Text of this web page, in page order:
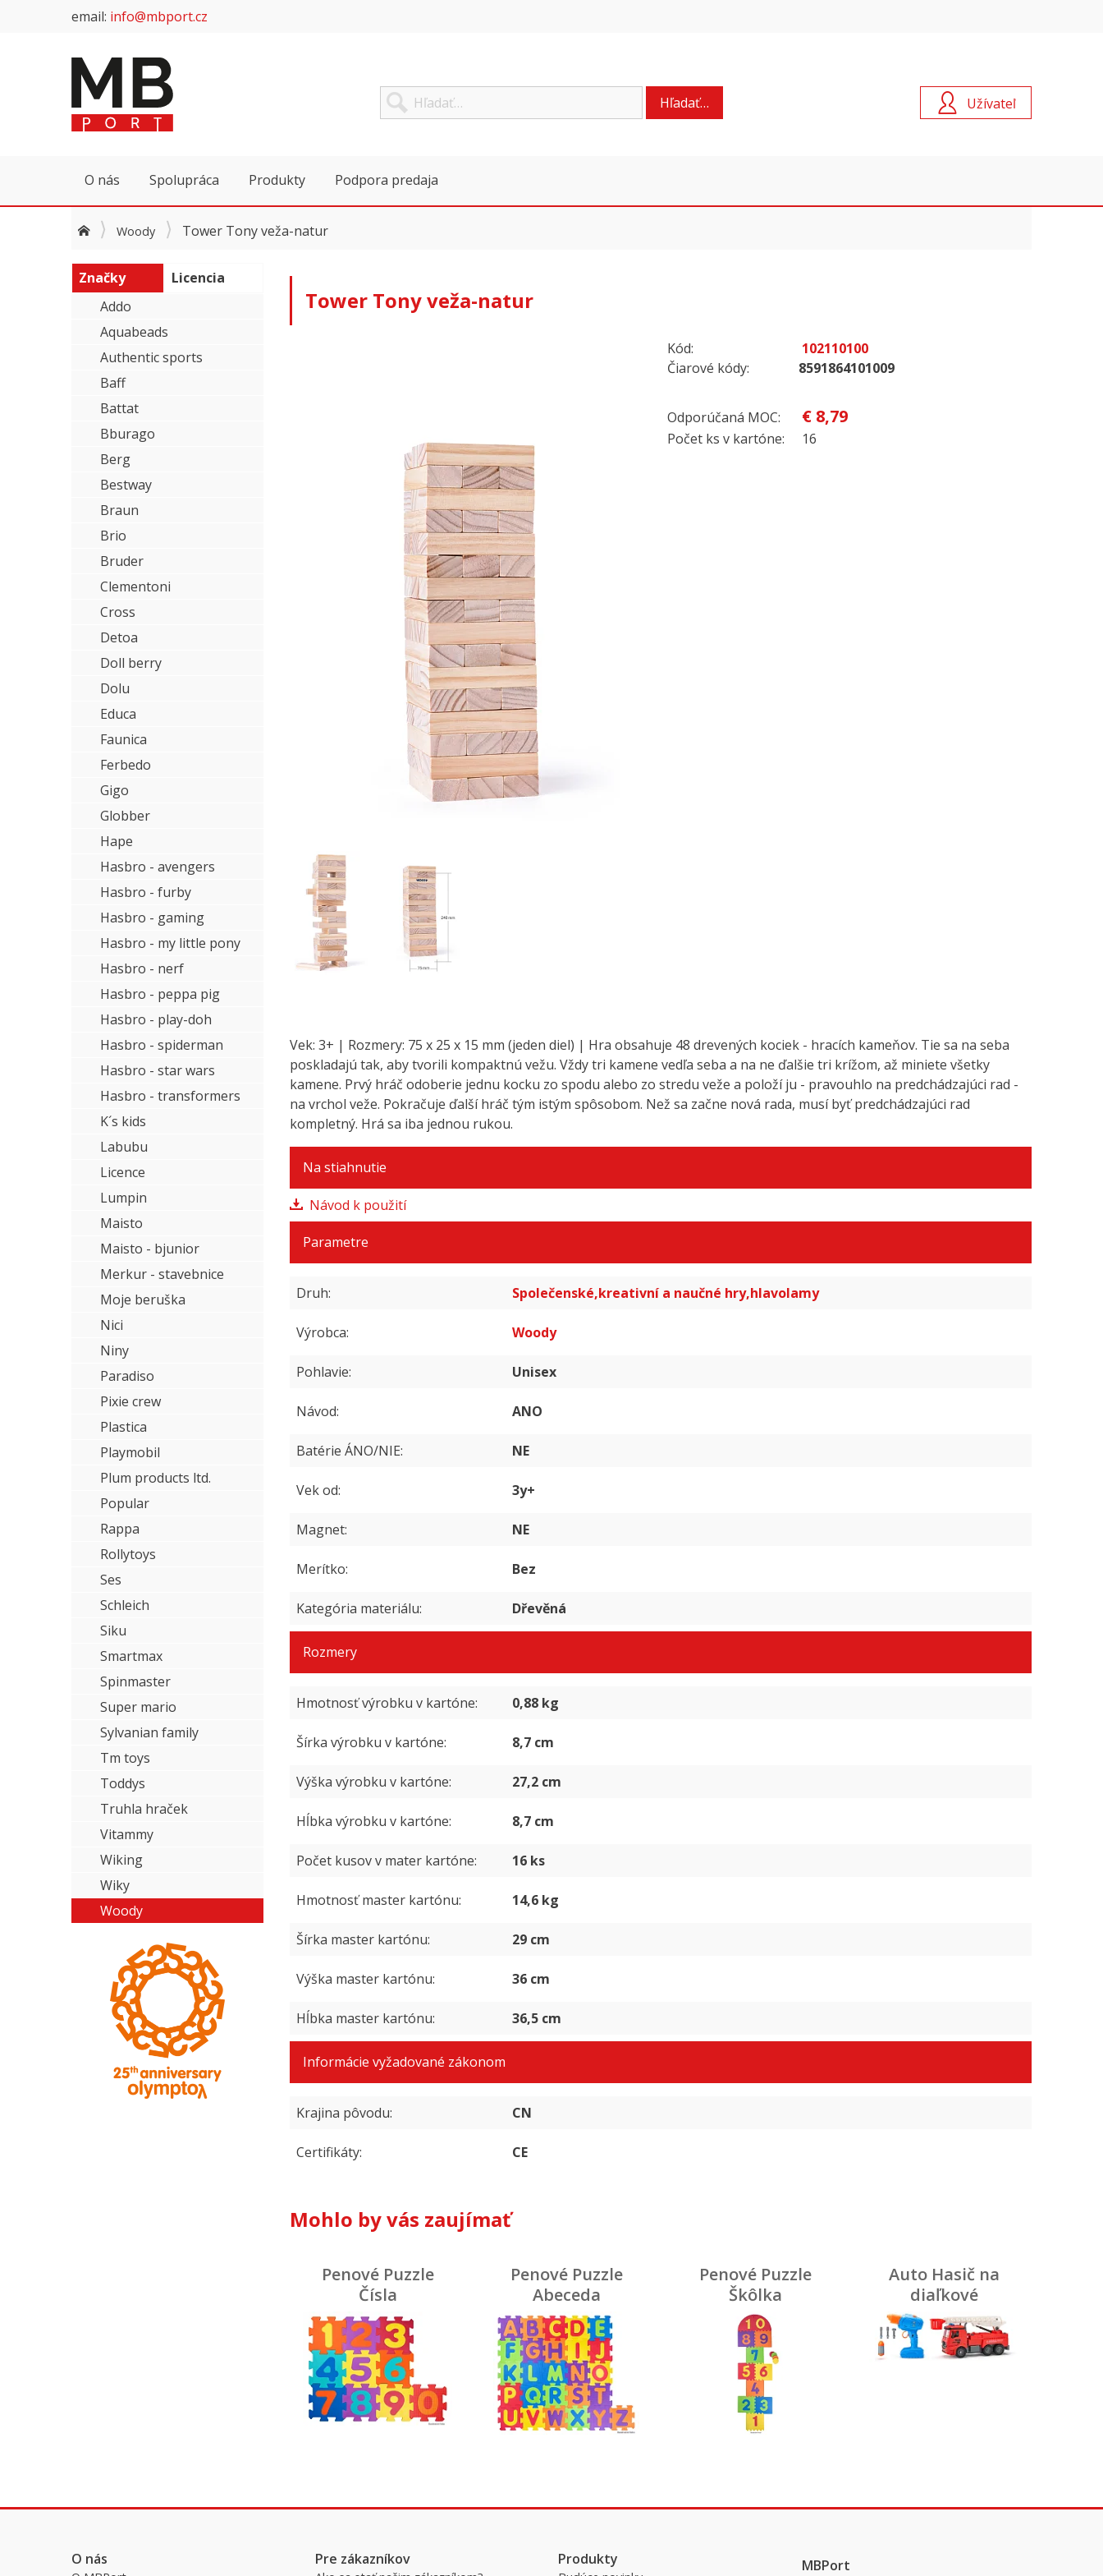
email: info@mbport.cz
Hľadať…
O nás Spolupráca Produkty Podpora predaja
Užívateľ
Woody Tower Tony veža-natur
Značky
Licencia
Addo
Aquabeads
Authentic sports
Baff
Battat
Bburago
Berg
Bestway
Braun
Brio
Bruder
Clementoni
Cross
Detoa
Doll berry
Dolu
Educa
Faunica
Ferbedo
Gigo
Globber
Hape
Hasbro - avengers
Hasbro - furby
Hasbro - gaming
Hasbro - my little pony
Hasbro - nerf
Hasbro - peppa pig
Hasbro - play-doh
Hasbro - spiderman
Hasbro - star wars
Hasbro - transformers
K´s kids
Labubu
Licence
Lumpin
Maisto
Maisto - bjunior
Merkur - stavebnice
Moje beruška
Nici
Niny
Paradiso
Pixie crew
Plastica
Playmobil
Plum products ltd.
Popular
Rappa
Rollytoys
Ses
Schleich
Siku
Smartmax
Spinmaster
Super mario
Sylvanian family
Tm toys
Toddys
Truhla hraček
Vitammy
Wiking
Wiky
Woody
Tower Tony veža-natur
Kód:
102110100
Čiarové kódy:
8591864101009
Odporúčaná MOC: € 8,79
Počet ks v kartóne: 16
Vek: 3+ | Rozmery: 75 x 25 x 15 mm (jeden diel) | Hra obsahuje 48 drevených kociek - hracích kameňov. Tie sa na seba
poskladajú tak, aby tvorili kompaktnú vežu. Vždy tri kamene vedľa seba a na ne ďalšie tri krížom, až miniete všetky
kamene. Prvý hráč odoberie jednu kocku zo spodu alebo zo stredu veže a položí ju - pravouhlo na predchádzajúci rad -
na vrchol veže. Pokračuje ďalší hráč tým istým spôsobom. Než sa začne nová rada, musí byť predchádzajúci rad
kompletný. Hrá sa iba jednou rukou.
Na stiahnutie
Návod k použití
Parametre
Druh Společenské,kreativní a naučné hry,hlavolamy
Výrobca Woody
Pohlavie Unisex
Návod ANO
Batérie ÁNO/NIE NE
Vek od 3y+
Magnet NE
Merítko Bez
Kategória materiálu Dřevěná
Rozmery
Hmotnosť výrobku v kartóne 0,88 kg
Šírka výrobku v kartóne 8,7 cm
Výška výrobku v kartóne 27,2 cm
Hĺbka výrobku v kartóne 8,7 cm
Počet kusov v mater kartóne 16 ks
Hmotnosť master kartónu 14,6 kg
Šírka master kartónu 29 cm
Výška master kartónu 36 cm
Hĺbka master kartónu 36,5 cm
Informácie vyžadované zákonom
Krajina pôvodu CN
Certifikáty CE
Mohlo by vás zaujímať
Penové Puzzle
Čísla
Penové Puzzle
Abeceda
Penové Puzzle
Škôlka
Auto Hasič na
diaľkové
ovládanie,
stavebnica, 30cm
O nás Pre zákazníkov Produkty MBPort